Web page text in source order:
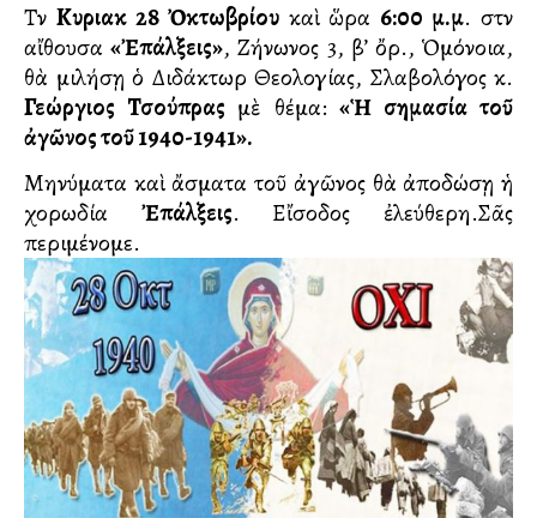
Τὴν Κυριακὴ 28 Ὀκτωβρίουκαὶ ὥρα 6:00 μ.μ. στὴν
αἴθουσα«Ἐπάλξεις», Ζήνωνος 3, β’ ὄρ., Ὁμόνοια,
θὰ μιλήσῃ ὁ Διδάκτωρ Θεολογίας, Σλαβολόγος κ.
Γεώργιος Τσούπρας μὲ θέμα: «Ἡ σημασία τοῦ
ἀγῶνος τοῦ 1940-1941».
Μηνύματα καὶ ἄσματα τοῦ ἀγῶνος θὰ ἀποδώσῃ ἡ
χορωδία Ἐπάλξεις. Εἴσοδος ἐλεύθερη.Σᾶς
περιμένομε.